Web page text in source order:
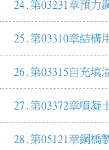
第03231章預力
第03310章結構
第03315自充填
第03372章噴凝
第05121章鋼